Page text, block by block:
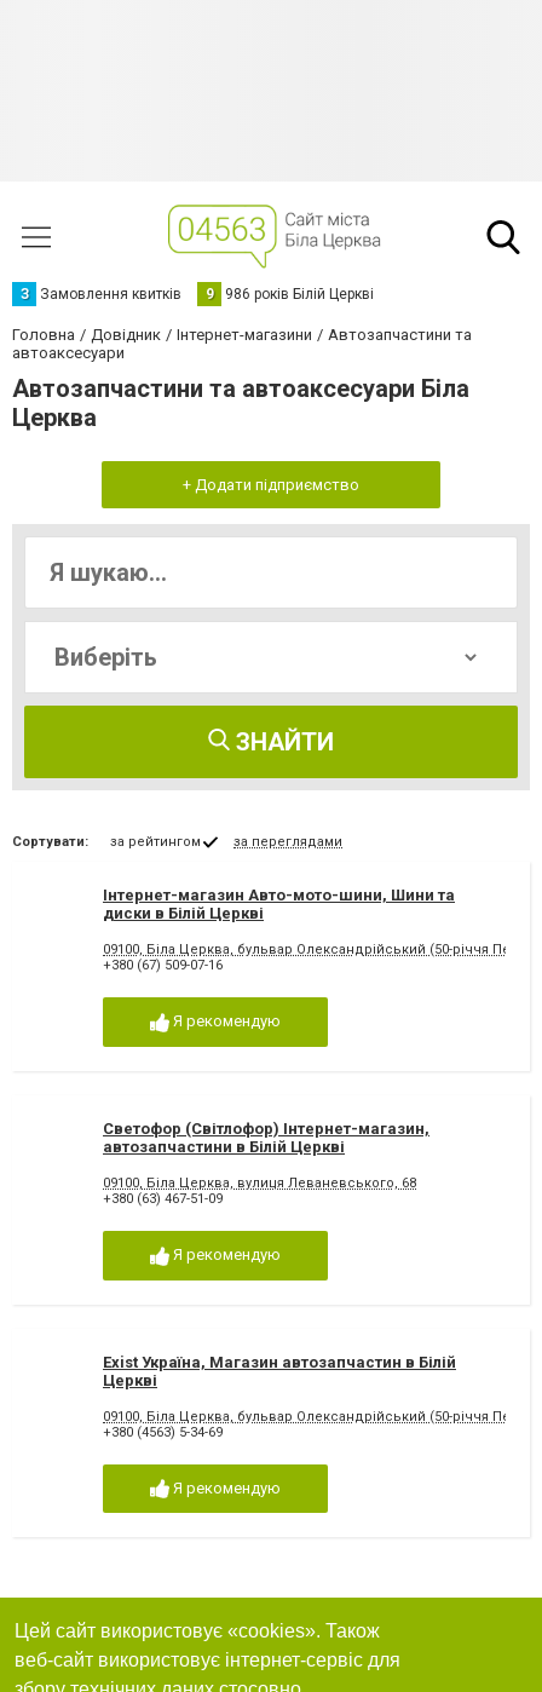
З Замовлення квитків 9 986 років Білій Церкві
Головна Довідник Інтернет-магазини
Автозапчастини та
автоаксесуари
Автозапчастини та автоаксесуари Біла
Церква
+ Додати підприємство
ЗНАЙТИ
Сортувати: за рейтингом за переглядами
Інтернет-магазин Авто-мото-шини, Шини та
диски в Білій Церкві
09100, Біла Церква, бульвар Олександрійський (50-річчя
+380 (67) 509-07-16
Я рекомендую
Светофор (Світлофор) Інтернет-магазин,
автозапчастини в Білій Церкві
09100, Біла Церква, вулиця Леваневського, 68
+380 (63) 467-51-09
Я рекомендую
Exist Україна, Магазин автозапчастин в Білій
Церкві
09100, Біла Церква, бульвар Олександрійський (50-річчя
+380 (4563) 5-34-69
Я рекомендую
Цей сайт використовує «cookies». Також
веб-сайт використовує інтернет-сервіс для